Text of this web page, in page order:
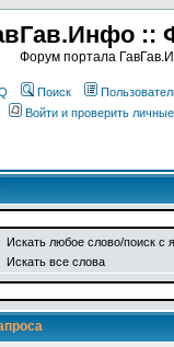
::
Форум портала
Поиск
Войти и проверить
Искать любое слово/поиск с
Искать все слова